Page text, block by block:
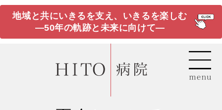
地域と共にいきるを支え、いきるを楽しむ
―50年の軌跡と未来に向けて―